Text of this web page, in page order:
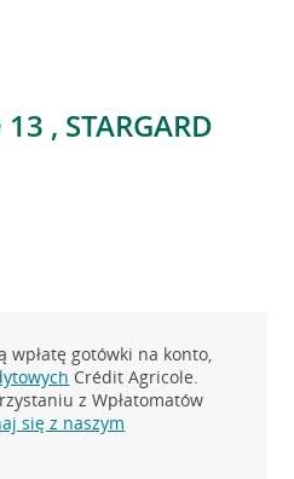
, STARGARD
wpłatę gotówki na konto,
Crédit Agricole.
z Wpłatomatów
się z naszym